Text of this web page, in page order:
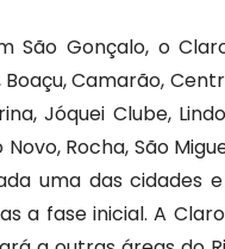
São Gonçalo, o
Boaçu, Camarão,
Jóquei Clube,
Novo, Rocha, São
uma das cidades
a fase inicial. A